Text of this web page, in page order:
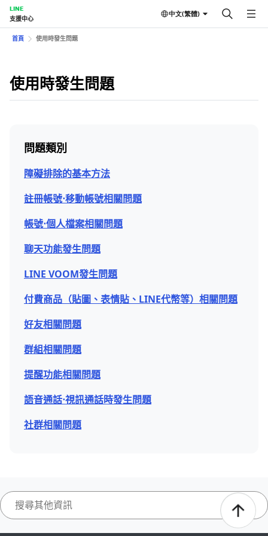
LINE
支援中心
中文(繁體)
首頁 使用時發生問題
使用時發生問題
問題類別
障礙排除的基本方法
註冊帳號⋅移動帳號相關問題
帳號⋅個人檔案相關問題
聊天功能發生問題
LINE VOOM發生問題
付費商品（貼圖、表情貼、LINE代幣等）相關問題
好友相關問題
群組相關問題
提醒功能相關問題
語音通話⋅視訊通話時發生問題
社群相關問題